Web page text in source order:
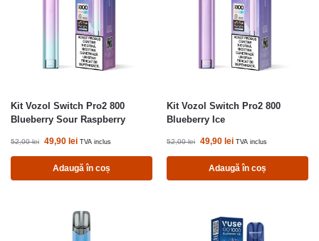
Kit Vozol Switch Pro2 800
Blueberry Sour Raspberry
52,00lei 49,90 lei TVA inclus
Adaugă în coș
Kit Vozol Switch Pro2 800
Blueberry Ice
52,00lei 49,90 lei TVA inclus
Adaugă în coș